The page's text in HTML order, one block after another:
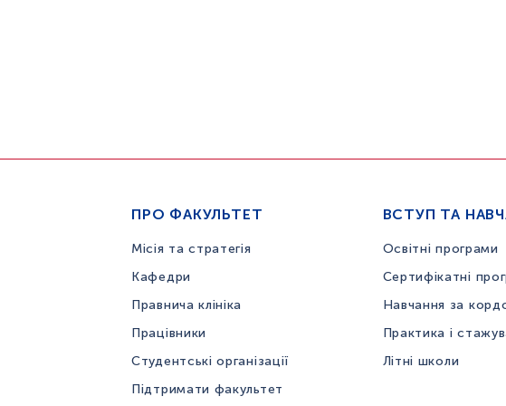
ПРО ФАКУЛЬТЕТ
Місія та стратегія
Кафедри
Правнича клініка
Працівники
Студентські організації
Підтримати факультет
ВСТУП ТА
Освітні програми
Сертифікатні
Навчання за
Практика і
Літні школи